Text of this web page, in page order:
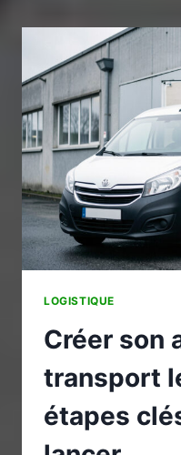
CLÉ
POUR
LA
EN
MILIEU
LOGISTIQUE
Créer son
transport
étapes